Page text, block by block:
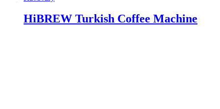
HiBREW Turkish Coffee Machine